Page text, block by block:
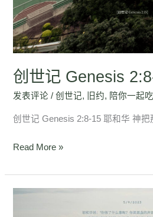
创世记 Genesis
发表评论 /创世记, 旧约, 陪你一起
创世记 Genesis 2:8-15 耶和华 神把
15
Read More »
创